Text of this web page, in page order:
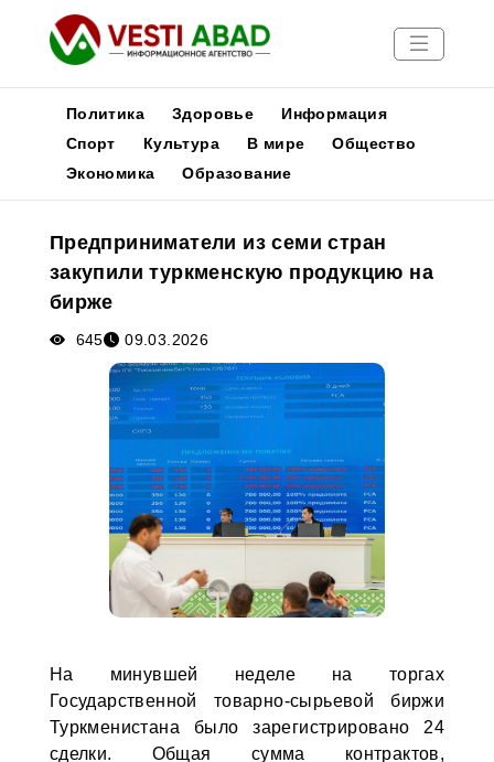
Новости
Медиа
Афиша
Политика Здоровье
Информация
Спорт
Культура В мире
Общество
Экономика
Образование
Предприниматели из семи стран
закупили туркменскую продукцию на
бирже
645 09.03.2026
На минувшей неделе на торгах
Государственной товарно-сырьевой биржи
Туркменистана было зарегистрировано 24
сделки. Общая сумма контрактов,